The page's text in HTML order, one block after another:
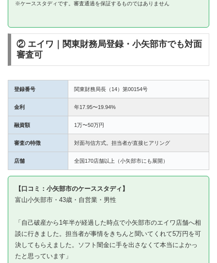
※ケーススタディです。審査通過を保証するものではありません
② エイワ｜関東財務局登録・小矢部市でも対面
審査可
登録番号 関東財務局長（14）第00154号
金利 年17.95〜19.94%
融資額 1万〜50万円
審査の特徴 対面与信方式。担当者が直接ヒアリング
店舗 全国170店舗以上（小矢部市にも展開）
【口コミ：小矢部市のケーススタディ】
富山小矢部市・43歳・自営業・男性
「自己破産から1年半が経過した時点で小矢部市のエイワ店舗へ相
談に行きました。担当者が事情をきちんと聞いてくれて5万円を可
決してもらえました。ソフト闇金に手を出さなくて本当によかっ
たと思っています」